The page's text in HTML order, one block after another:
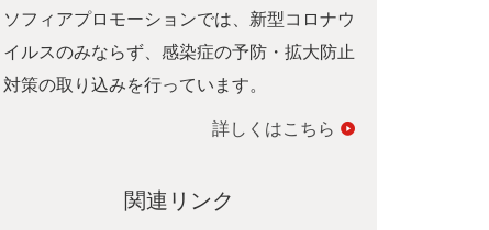
ソフィアプロモーションでは、新型コロナウ
イルスのみならず、感染症の予防・拡大防止
対策の取り込みを行っています。
詳しくはこちら
関連リンク